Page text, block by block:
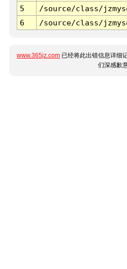
5
/source/class/
6
/source/class/
www.365jz.com 已经将此出错信息详细
们深感歉